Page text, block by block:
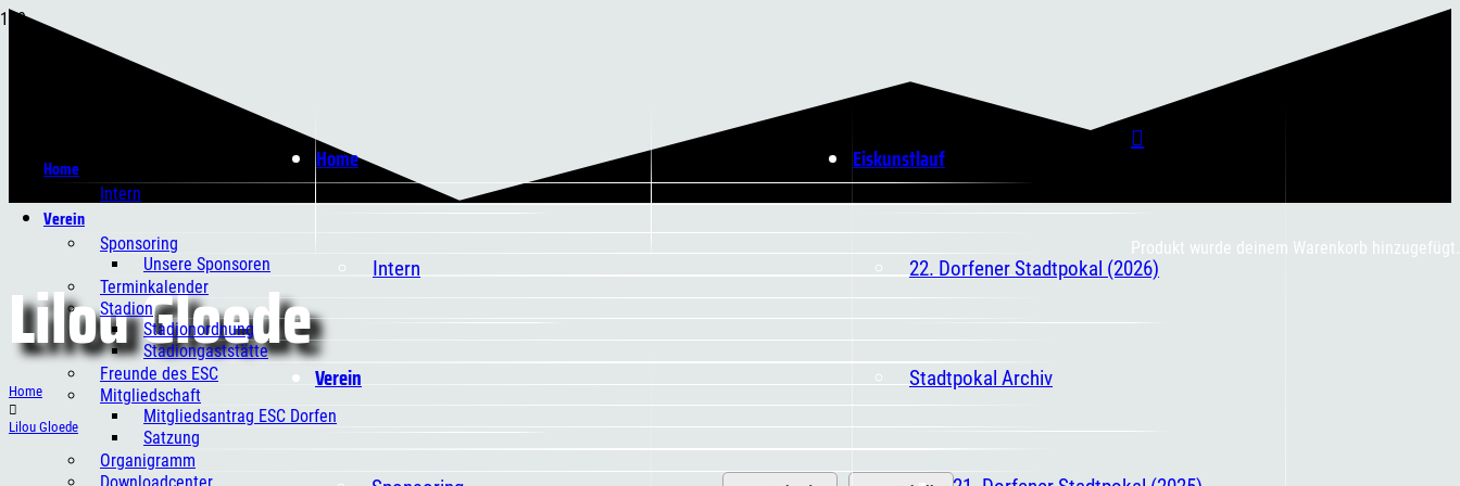
Eiskunstlauf
22. Dorfener Stadtpokal (2026)
Stadtpokal Archiv
Home
Intern
Verein
Produkt wurde deinem Warenkorb hinzugefügt.
Home
Intern
Verein
Sponsoring
Unsere Sponsoren
Terminkalender
Stadion
Stadionordnung
Stadiongaststätte
Freunde des ESC
Mitgliedschaft
Mitgliedsantrag ESC Dorfen
Satzung
Organigramm
Lilou Gloede
Home
Lilou Gloede